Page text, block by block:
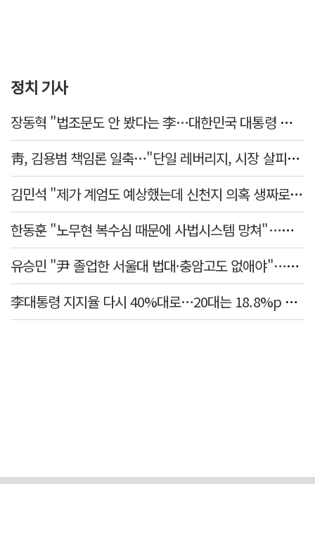
정치 기사
장동혁 "법조문도 안 봤다는 李…대한민국 대통령 맞나, 역대급 망언"
靑, 김용범 책임론 일축…"단일 레버리지, 시장 살피고 대책 챙길 때"
김민석 "제가 계엄도 예상했는데 신천지 의혹 생짜로 말했겠나"
한동훈 "노무현 복수심 때문에 사법시스템 망쳐"…민주당 맹공
유승민 "尹 졸업한 서울대 법대·충암고도 없애야"…李 육사 통합 직격
李대통령 지지율 다시 40%대로…20대는 18.8%p 급락